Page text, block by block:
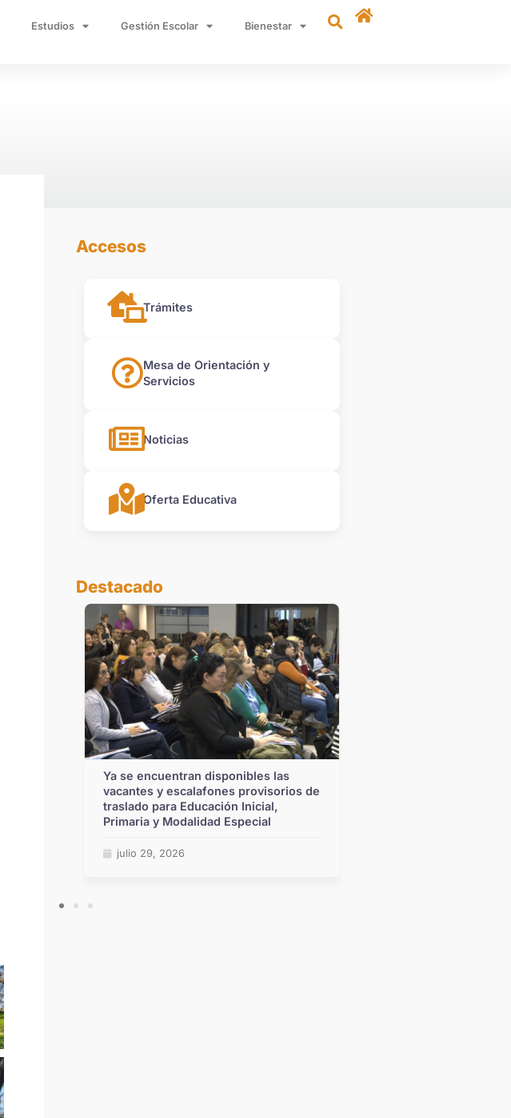
Estudios Gestión Escolar Bienestar
Accesos
Trámites
Mesa de Orientación y
Servicios
Noticias
Oferta Educativa
Destacado
Ya se encuentran disponibles las
vacantes y escalafones provisorios de
traslado para Educación Inicial,
Primaria y Modalidad Especial
julio 29, 2026